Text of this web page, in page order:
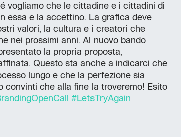
vogliamo che le cittadine e i cittadini di
essa e la accettino. La grafica deve
valori, la cultura e i creatori che
nei prossimi anni. Al nuovo bando
la propria proposta,
Questo sta anche a indicarci che
lungo e che la perfezione sia
convinti che alla fine la troveremo! Esito
#LetsTryAgain